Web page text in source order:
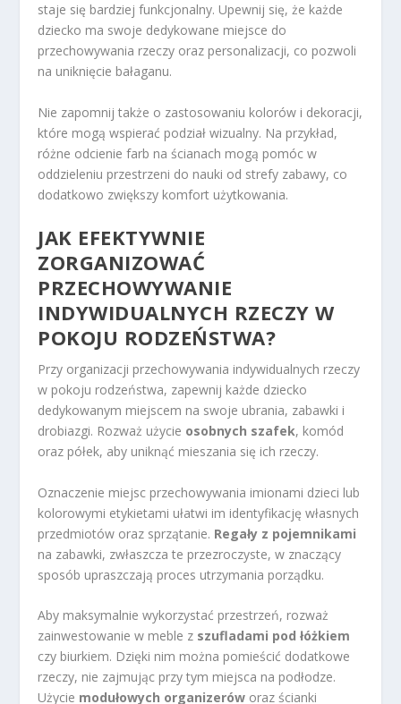
staje się bardziej funkcjonalny. Upewnij się, że każde
dziecko ma swoje dedykowane miejsce do
przechowywania rzeczy oraz personalizacji, co pozwoli
na uniknięcie bałaganu.
Nie zapomnij także o zastosowaniu kolorów i dekoracji,
które mogą wspierać podział wizualny. Na przykład,
różne odcienie farb na ścianach mogą pomóc w
oddzieleniu przestrzeni do nauki od strefy zabawy, co
dodatkowo zwiększy komfort użytkowania.
JAK EFEKTYWNIE
ZORGANIZOWAĆ
PRZECHOWYWANIE
INDYWIDUALNYCH RZECZY W
POKOJU RODZEŃSTWA?
Przy organizacji przechowywania indywidualnych rzeczy
w pokoju rodzeństwa, zapewnij każde dziecko
dedykowanym miejscem na swoje ubrania, zabawki i
drobiazgi. Rozważ użycie osobnych szafek, komód
oraz półek, aby uniknąć mieszania się ich rzeczy.
Oznaczenie miejsc przechowywania imionami dzieci lub
kolorowymi etykietami ułatwi im identyfikację własnych
przedmiotów oraz sprzątanie. Regały z pojemnikami
na zabawki, zwłaszcza te przezroczyste, w znaczący
sposób upraszczają proces utrzymania porządku.
Aby maksymalnie wykorzystać przestrzeń, rozważ
zainwestowanie w meble z szufladami pod łóżkiem
czy biurkiem. Dzięki nim można pomieścić dodatkowe
rzeczy, nie zajmując przy tym miejsca na podłodze.
Użycie modułowych organizerów oraz ścianki